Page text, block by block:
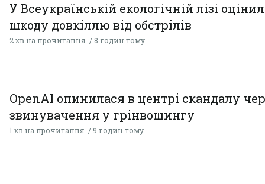
У Всеукраїнській екологічній лізі
шкоду довкіллю від обстрілів
2 хв на прочитання 8 годин тому
OpenAI опинилася в центрі скандалу
звинувачення у грінвошингу
1 хв на прочитання 9 годин тому